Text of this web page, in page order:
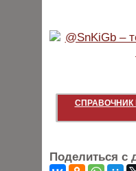
СПРАВОЧНИК
Поделиться с